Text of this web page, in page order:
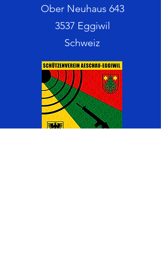
Ober Neuhaus 643
3537 Eggiwil
Schweiz